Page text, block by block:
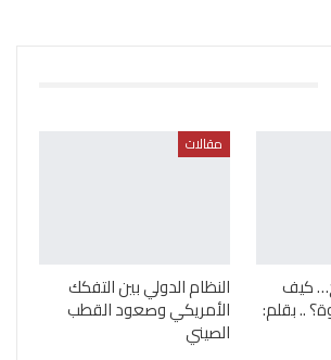
كيف
.. بقلم:
مقالات
النظام الدولي بين التفكك
الأمريكي وصعود القطب
الصيني